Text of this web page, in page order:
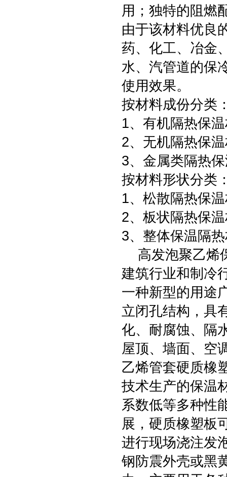
用；独特的阻燃
由于该材料优良
药、化工、冶金
水、汽管道的保
使用效果。
按材料成份分类
1、有机隔热保
2、无机隔热保
3、金属类隔热
按材料形状分类
1、松散隔热保
2、板状隔热保
3、整体保温隔
高发泡聚乙烯
建筑行业和制冷
一种新型的用途
立闭孔结构，具
化、耐腐蚀、隔
屋顶、墙面、空
乙烯管套硬质橡
技术生产的保温
系数低等多种性
展，硬质橡塑板
进行现场浇注发
钢防震外壳或黑